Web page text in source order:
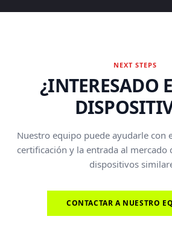
NEXT STEPS
¿INTERESADO
Nuestro equipo puede ayudarle con
certificación y la entrada al mercado
dispositivos
CONTACTAR A NUESTRO